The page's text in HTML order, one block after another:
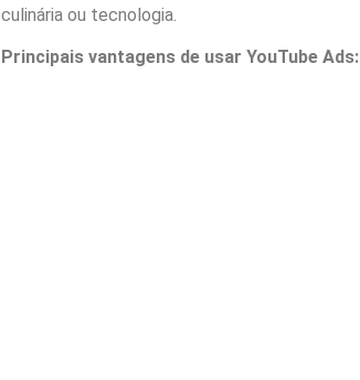
culinária ou tecnologia.
Principais vantagens de usar YouTube Ads: